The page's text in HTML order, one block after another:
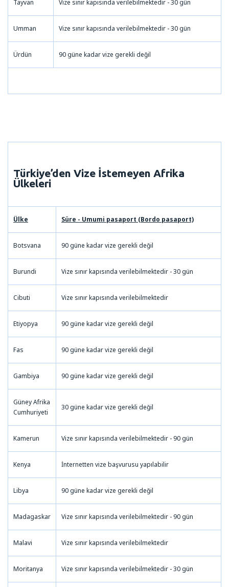
Tayvan Vize sınır kapısında verilebilmektedir - 30 gün
Umman Vize sınır kapısında verilebilmektedir - 30 gün
Ürdün 90 güne kadar vize gerekli değil
Türkiye’den Vize İstemeyen Afrika
Ülkeleri
Ülke Süre - Umumi pasaport (Bordo pasaport)
Botsvana 90 güne kadar vize gerekli değil
Burundi Vize sınır kapısında verilebilmektedir - 30 gün
Cibuti Vize sınır kapısında verilebilmektedir
Etiyopya 90 güne kadar vize gerekli değil
Fas 90 güne kadar vize gerekli değil
Gambiya 90 güne kadar vize gerekli değil
Güney Afrika
Cumhuriyeti
30 güne kadar vize gerekli değil
Kamerun Vize sınır kapısında verilebilmektedir - 90 gün
Kenya İnternetten vize başvurusu yapılabilir
Libya 90 güne kadar vize gerekli değil
Madagaskar Vize sınır kapısında verilebilmektedir - 90 gün
Malavi Vize sınır kapısında verilebilmektedir
Moritanya Vize sınır kapısında verilebilmektedir - 30 gün